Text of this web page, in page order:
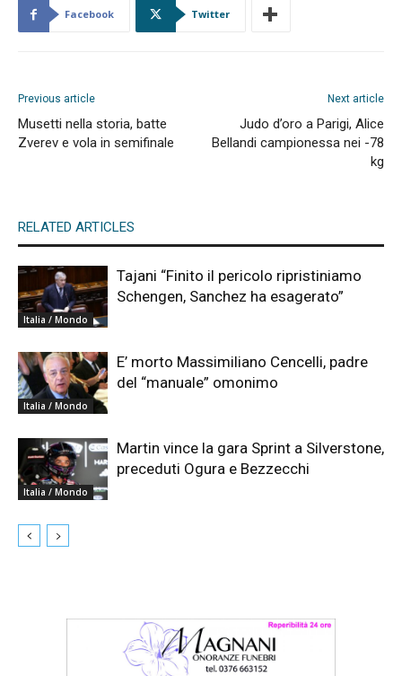
Facebook Twitter
Previous article
Musetti nella storia, batte
Zverev e vola in semifinale
Next article
Judo d’oro a Parigi, Alice
Bellandi campionessa nei -78
kg
RELATED ARTICLES
Italia / Mondo
Tajani “Finito il pericolo ripristiniamo
Schengen, Sanchez ha esagerato”
Italia / Mondo
E’ morto Massimiliano Cencelli, padre
del “manuale” omonimo
Italia / Mondo
Martin vince la gara Sprint a Silverstone,
preceduti Ogura e Bezzecchi